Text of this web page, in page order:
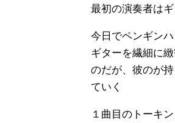
最初の演奏者は
今日でペンギン
ギターを繊細に
のだが、彼のが
ていく
１曲目のトーキ